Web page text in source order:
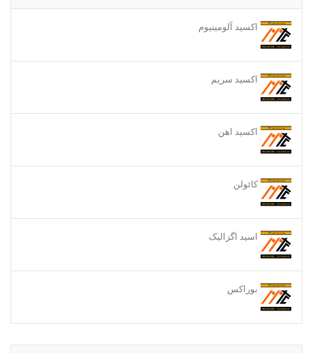
اکسید آلومینیوم
اکسید سریم
اکسید اهن
کائولن
اسید اگزالیک
بوراکس